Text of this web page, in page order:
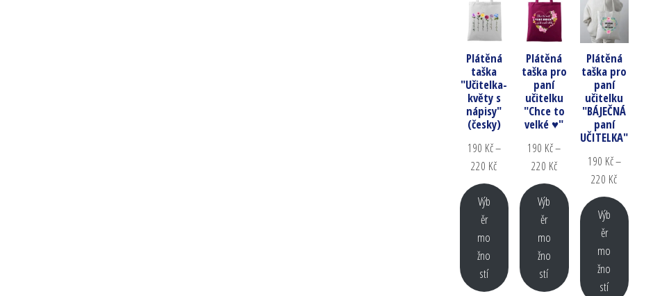
Plátěná
taška
"Učitelka-
květy s
nápisy"
(česky)
190 Kč–
220 Kč
Výb
ěr
mo
žno
stí
Plátěná
taška pro
paní
učitelku
"Chce to
velké ♥"
190 Kč–
220 Kč
Výb
ěr
mo
žno
stí
Plátěná
taška pro
paní
učitelku
"BÁJEČNÁ
paní
UČITELKA"
190 Kč–
220 Kč
Výb
ěr
mo
žno
stí